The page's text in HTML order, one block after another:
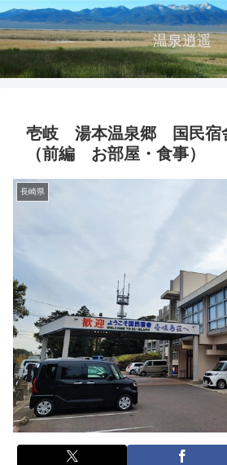
温泉逍遥
壱岐 湯本温泉郷 国民宿
（前編 お部屋・食事）
長崎県